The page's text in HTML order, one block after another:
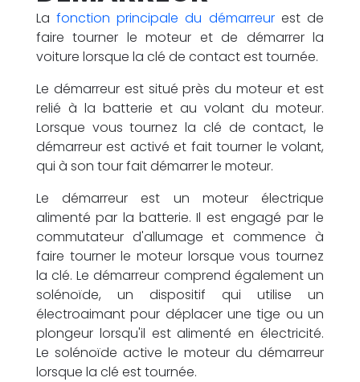
Lafonction principale du démarreurest de
faire tourner le moteur et de démarrer la
voiture lorsque la clé de contact est tournée.
Le démarreur est situé près du moteur et est
relié à la batterie et au volant du moteur.
Lorsque vous tournez la clé de contact, le
démarreur est activé et fait tourner le volant,
qui à son tour fait démarrer le moteur.
Le démarreur est un moteur électrique
alimenté par la batterie. Il est engagé par le
commutateur d'allumage et commence à
faire tourner le moteur lorsque vous tournez
la clé. Le démarreur comprend également un
solénoïde, un dispositif qui utilise un
électroaimant pour déplacer une tige ou un
plongeur lorsqu'il est alimenté en électricité.
Le solénoïde active le moteur du démarreur
lorsque la clé est tournée.